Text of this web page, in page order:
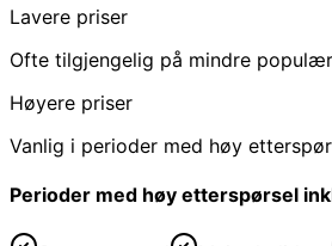
Lavere priser
Ofte tilgjengelig på mindre
Høyere priser
Vanlig i perioder med høy
Perioder med høy etterspørsel